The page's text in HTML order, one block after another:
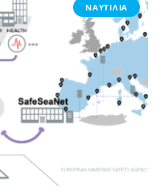
ΝΑΥΤΙΛΙΑ